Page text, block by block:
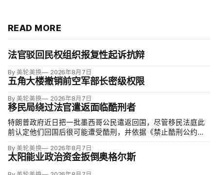
READ MORE
法官驳回民权组织报复性起诉抗辩
By 美轮美换 2026年8月7日
五角大楼撤销前空军部长密级权限
By 美轮美换 2026年8月7日
移民局绕过法官遣返面临酷刑者
特朗普政府近日把一批墨西哥公民遣返回国，尽管移民法庭此
前认定他们回国后很可能遭受酷刑，并依据《禁止酷刑公约》
文图雷拉（David Venturella）凭国务院从墨西哥政府取得的
「不受伤害」外交保证，单方面撤销保护；
By 美轮美换 2026年8月7日
太阳能业政治资金扳倒奥格尔斯